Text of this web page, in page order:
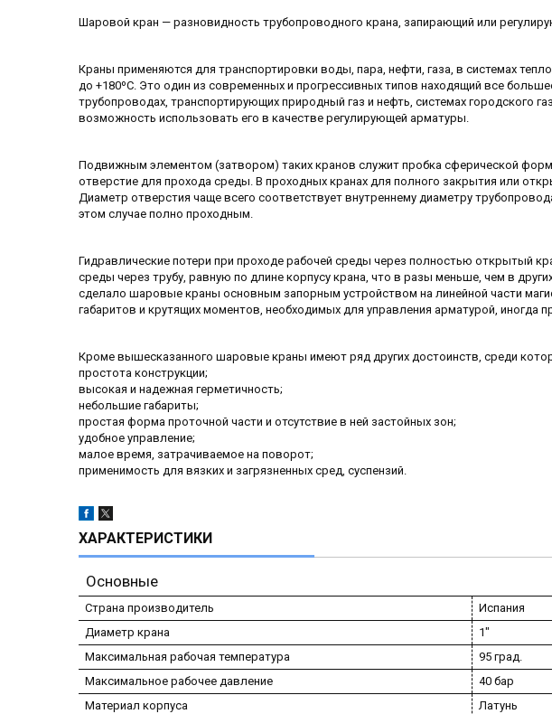
Шаровой кран — разновидность трубопроводного крана, запирающий или
Краны применяются для транспортировки воды, пара, нефти, газа, в системах
до +180ºС. Это один из современных и прогрессивных типов находящий все
трубопроводах, транспортирующих природный газ и нефть, системах городского
возможность использовать его в качестве регулирующей арматуры.
Подвижным элементом (затвором) таких кранов служит пробка сферической
отверстие для прохода среды. В проходных кранах для полного закрытия или
Диаметр отверстия чаще всего соответствует внутреннему диаметру
этом случае полно проходным.
Гидравлические потери при проходе рабочей среды через полностью открытый
среды через трубу, равную по длине корпусу крана, что в разы меньше, чем в
сделало шаровые краны основным запорным устройством на линейной части
габаритов и крутящих моментов, необходимых для управления арматурой, иногда
Кроме вышесказанного шаровые краны имеют ряд других достоинств, среди
простота конструкции;
высокая и надежная герметичность;
небольшие габариты;
простая форма проточной части и отсутствие в ней застойных зон;
удобное управление;
малое время, затрачиваемое на поворот;
применимость для вязких и загрязненных сред, суспензий.
ХАРАКТЕРИСТИКИ
Основные
Страна производитель
Испания
Диаметр крана
1"
Максимальная рабочая температура
95 град.
Максимальное рабочее давление
40 бар
Материал корпуса
Латунь